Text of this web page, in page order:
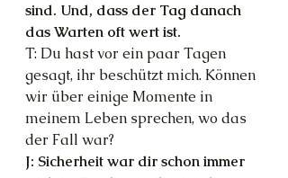
sind. Und, dass der Tag danach
das Warten oft wert ist.
T: Du hast vor ein paar Tagen
gesagt, ihr beschützt mich. Können
wir über einige Momente in
meinem Leben sprechen, wo das
der Fall war?
J: Sicherheit war dir schon immer